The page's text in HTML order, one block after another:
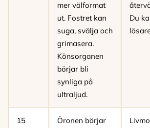
mer välformat
ut. Fostret kan
suga, svälja och
grimasera.
Könsorganen
börjar bli
synliga på
ultraljud.
Du
15
Öronen börjar